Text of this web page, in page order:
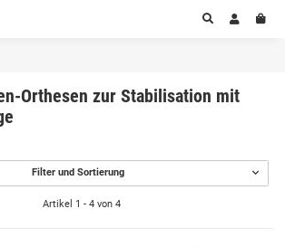
Orthesen zur Stabilisation mit
Filter und Sortierung
Artikel 1 - 4 von 4